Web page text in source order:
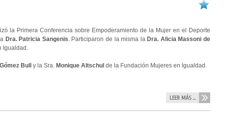
la Primera Conferencia sobre Empoderamiento de la Mujer en el Deporte
Dra. Patricia Sangenis. Participaron de la misma la Dra. Alicia Massoni de
Igualdad.
Bull y la Sra. Monique Altschul de la Fundación Mujeres en Igualdad.
LEER MÁS ...